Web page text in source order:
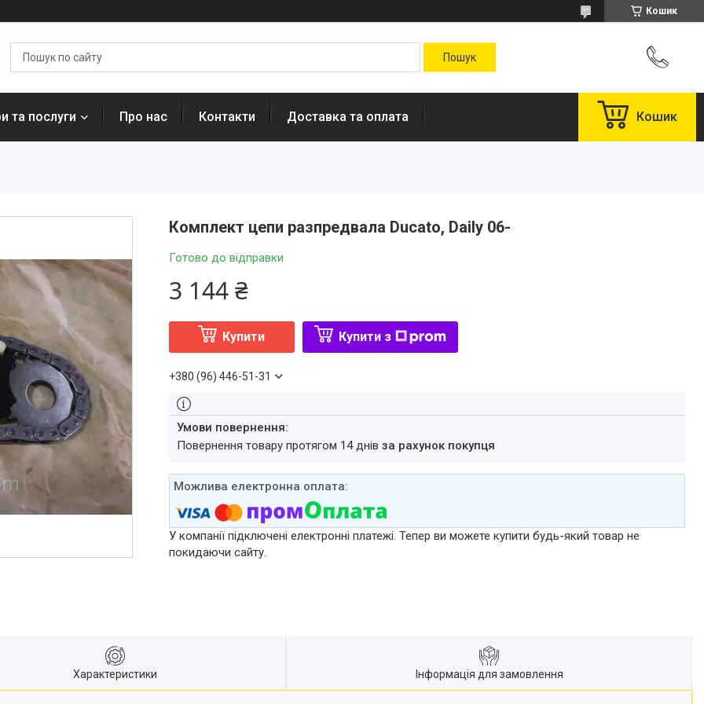
Кошик
та послуги Про нас Контакти Доставка та оплата Кошик
Комплект цепи разпредвала Ducato, Daily 06-
Готово до відправки
3 144 ₴
Купити Купити з
+380 (96) 446-51-31
повернення товару протягом 14 днів за рахунок покупця
У компанії підключені електронні платежі. Тепер ви можете купити будь-який товар не
покидаючи сайту.
Характеристики Інформація для замовлення